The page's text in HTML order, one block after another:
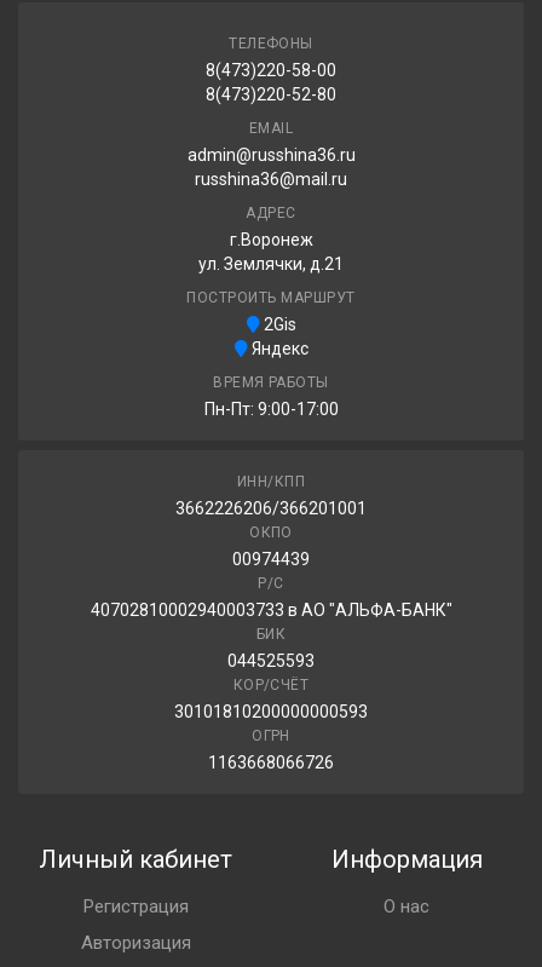
ТЕЛЕФОНЫ
8(473)220-58-00
8(473)220-52-80
EMAIL
admin@russhina36.ru
russhina36@mail.ru
АДРЕС
г.Воронеж
ул. Землячки, д.21
ПОСТРОИТЬ МАРШРУТ
2Gis
Яндекс
ВРЕМЯ РАБОТЫ
Пн-Пт: 9:00-17:00
ИНН/КПП
3662226206/366201001
ОКПО
00974439
Р/С
40702810002940003733 в АО "АЛЬФА-БАНК"
БИК
044525593
КОР/СЧЁТ
30101810200000000593
ОГРН
1163668066726
Личный кабинет
Регистрация
Авторизация
Информация
О нас